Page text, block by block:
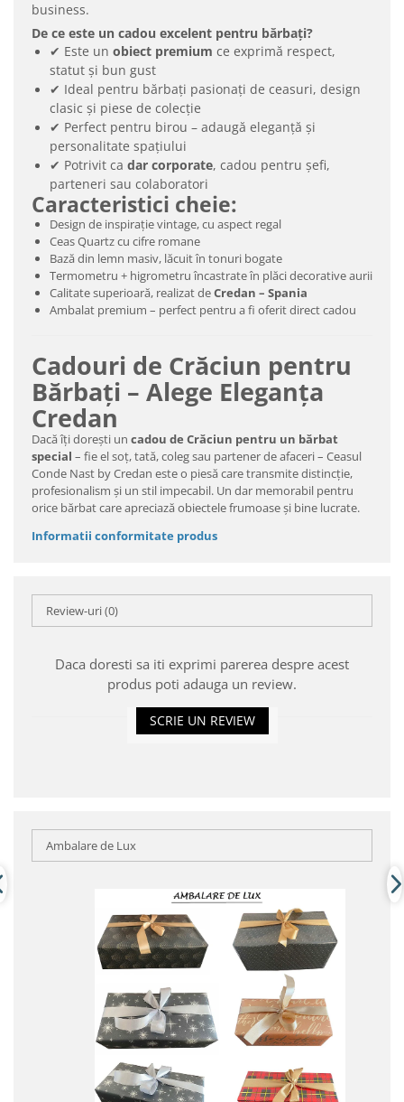
business.
De ce este un cadou excelent pentru bărbați?
✔ Este un obiect premium ce exprimă respect,
statut și bun gust
✔ Ideal pentru bărbați pasionați de ceasuri, design
clasic și piese de colecție
✔ Perfect pentru birou – adaugă eleganță și
personalitate spațiului
✔ Potrivit ca dar corporate, cadou pentru șefi,
parteneri sau colaboratori
Caracteristici cheie:
Design de inspirație vintage, cu aspect regal
Ceas Quartz cu cifre romane
Bază din lemn masiv, lăcuit în tonuri bogate
Termometru + higrometru încastrate în plăci decorative aurii
Calitate superioară, realizat deCredan – Spania
Ambalat premium – perfect pentru a fi oferit direct cadou
Cadouri de Crăciun pentru
Bărbați – Alege Eleganța
Credan
Dacă îți dorești un cadou de Crăciun pentru un bărbat
special – fie el soț, tată, coleg sau partener de afaceri – Ceasul
Conde Nast by Credan este o piesă care transmite distincție,
profesionalism și un stil impecabil. Un dar memorabil pentru
orice bărbat care apreciază obiectele frumoase și bine lucrate.
Informatii conformitate produs
Review-uri(0)
Daca doresti sa iti exprimi parerea despre acest
produs poti adauga un review.
SCRIE UN REVIEW
Ambalare de Lux